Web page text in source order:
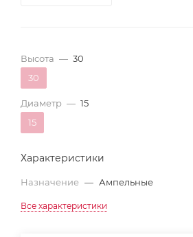
Высота — 30
30
Диаметр — 15
15
Характеристики
Назначение — Ампельные
Все характеристики